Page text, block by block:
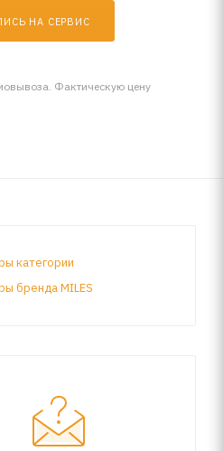
НА СЕРВИС
Фактическую цену
категории
бренда MILES